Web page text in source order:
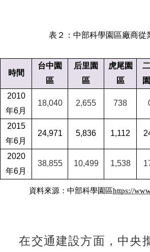
表２：中部科學園區廠商從
時間
台中園
區
后里園
區
虎尾園
區
2010
年6月
18,040 2,655 738
2015
年6月
24,971 5,836 1,112
2020
年6月
38,855 10,499 1,538
資料來源：中部科學園區https://
在交通建設方面，中央